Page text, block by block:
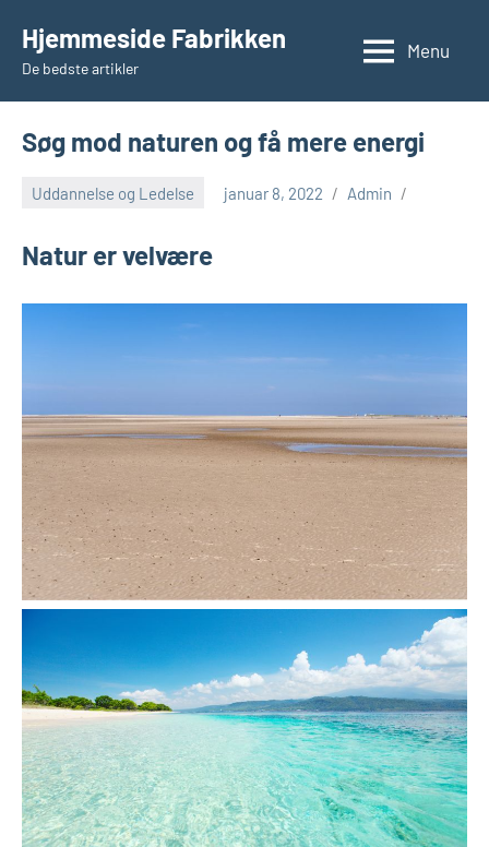
indhold
Hjemmeside Fabrikken
De bedste artikler
Menu
Søg mod naturen og få mere energi
Uddannelse og Ledelse januar 8, 2022 Admin
Natur er velvære